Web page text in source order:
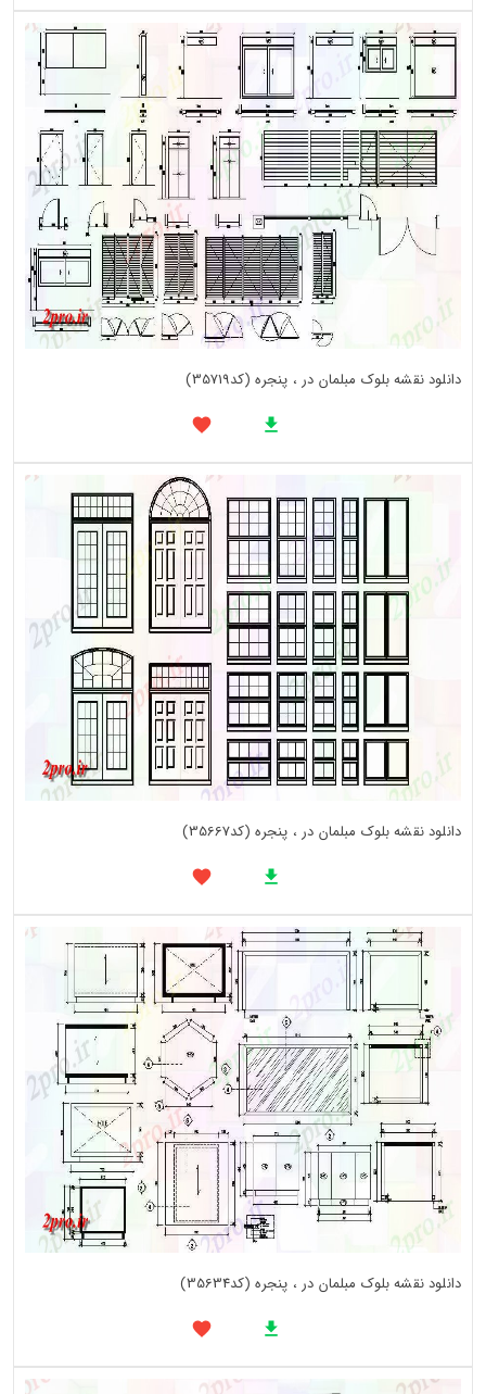
دانلود نقشه بلوک مبلمان در ، پنجره (کد35719)
دانلود نقشه بلوک مبلمان در ، پنجره (کد35667)
دانلود نقشه بلوک مبلمان در ، پنجره (کد35634)